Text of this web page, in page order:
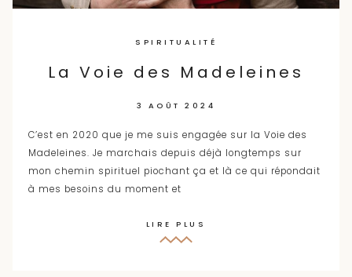
SPIRITUALITÉ
La Voie des Madeleines
3 AOÛT 2024
C’est en 2020 que je me suis engagée sur la Voie des
Madeleines. Je marchais depuis déjà longtemps sur
mon chemin spirituel piochant ça et là ce qui répondait
à mes besoins du moment et
LIRE PLUS